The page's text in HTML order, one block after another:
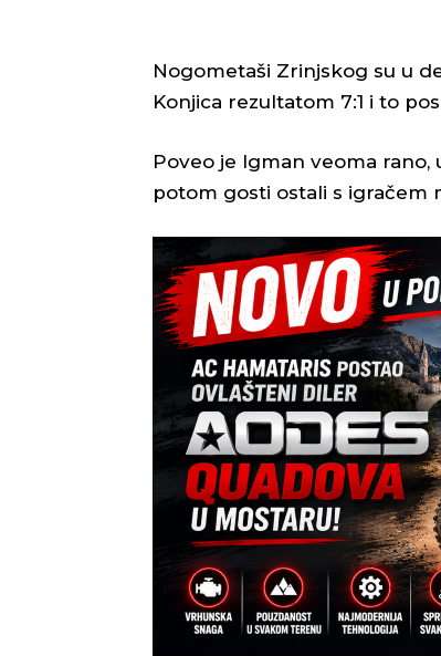
Nogometaši Zrinjskog su u
Konjica rezultatom 7:1 i to
Poveo je Igman veoma rano,
potom gosti ostali s igračem